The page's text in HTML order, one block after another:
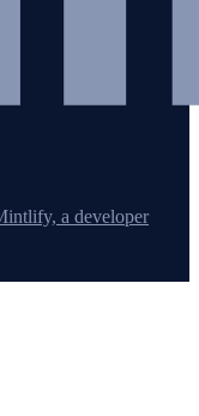
a developer